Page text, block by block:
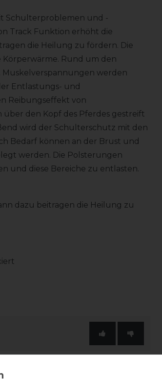
Schulterproblemen und -
Track Funktion erhöht die
die Heilung zu fördern. Die
Rund um den
werden
Entlastungs- und
Reibungseffekt von
den Kopf des Pferdes gestreift
wird der Schulterschutz mit den
Bedarf können an der Brust und
werden. Die Polsterungen
und diese Bereiche zu entlasten.
dazu beitragen die Heilung zu